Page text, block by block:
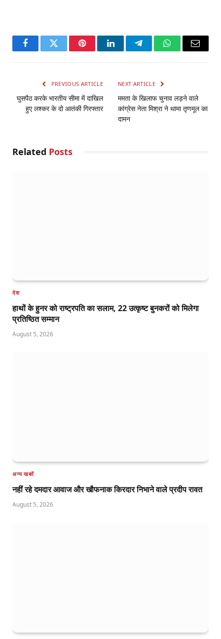
FacebookTwitter PinterestLinkedInTelegramWhatsApp
Email
PREVIOUS ARTICLE
घुसपैठ करके भारतीय सीमा में दाखिल
हुए लश्कर के दो आतंकी गिरफ्तार
NEXT ARTICLE
ममता के खिलाफ चुनाव लड़ने वाले
कांग्रेस नेता मिश्रा ने थामा तृणमूल का
दामन
Related Posts
देश
हाथों के हुनर को राष्ट्रपति का सलाम, 22 उत्कृष्ट बुनकरों को मिलेगा
प्रतिष्ठित सम्मान
August 5, 2026
अन्य खबरें
नहीं रहे दमदार आवाज और खौफनाक किरदार निभाने वाले प्रदीप रावत
August 5, 2026